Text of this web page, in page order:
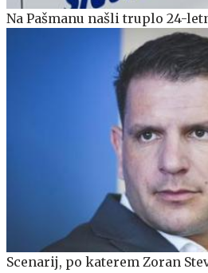
Na Pašmanu našli truplo 24-
Scenarij, po katerem Zoran